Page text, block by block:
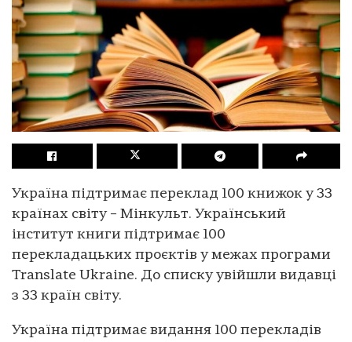
Україна підтримає переклад 100 книжок у 33
країнах світу – Мінкульт. Український
інститут книги підтримає 100
перекладацьких проєктів у межах програми
Translate Ukraine. До списку увійшли видавці
з 33 країн світу.
Україна підтримає видання 100 перекладів